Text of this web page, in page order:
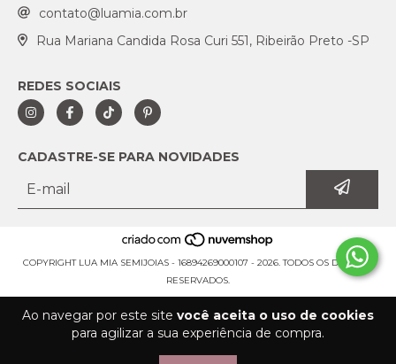
Ao navegar por este site você aceita o uso de cookies
para agilizar a sua experiência de compra.
contato@luamia.com.br
Rua Mariana Candida Rosa Curi 551, Ribeirão Preto -SP
REDES SOCIAIS
CADASTRE-SE PARA NOVIDADES
COPYRIGHT LUA MIA SEMIJOIAS - 16894269000107 - 2026. TODOS OS DIREITOS
RESERVADOS.